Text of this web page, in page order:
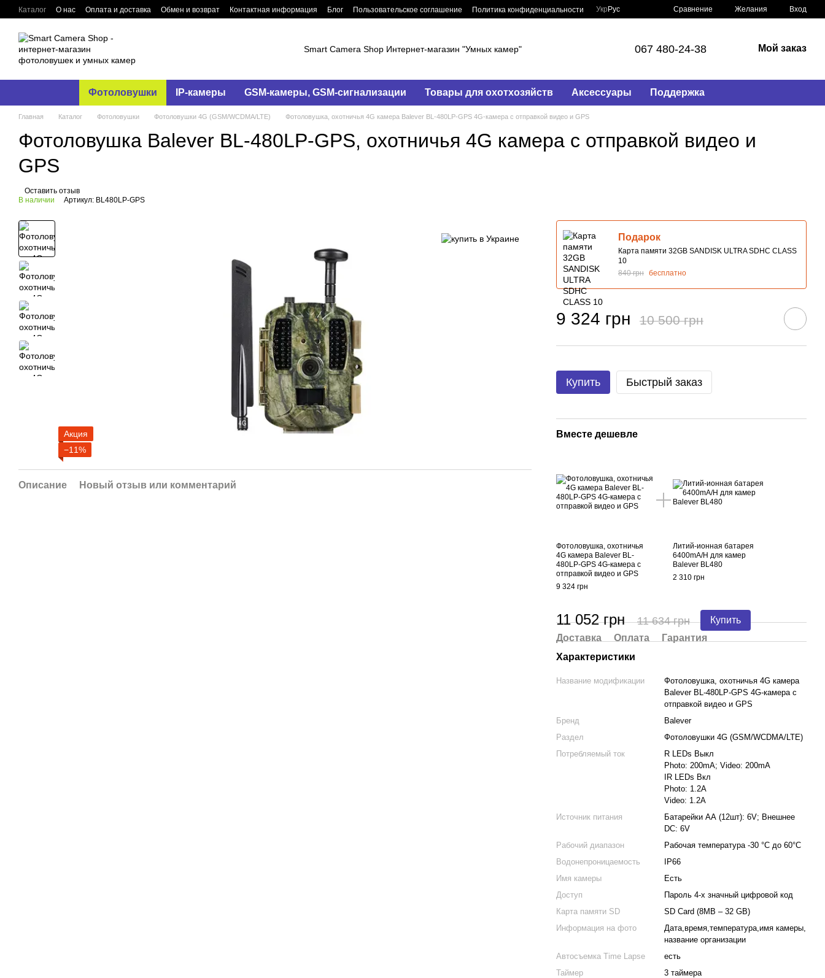
Перейти к основному контенту
Каталог О нас Оплата и доставка Обмен и возврат Контактная информация Блог Пользовательское соглашение Политика конфиденциальности Укр Рус Сравнение Желания Вход
Smart Camera Shop Интернет-магазин "Умных камер" 067 480-24-38 Мой заказ
Фотоловушки IP-камеры GSM-камеры, GSM-сигнализации Товары для охотхозяйств Аксессуары Поддержка
Главная Каталог Фотоловушки Фотоловушки 4G (GSM/WCDMA/LTE) Фотоловушка, охотничья 4G камера Balever BL-480LP-GPS 4G-камера с отправкой видео и GPS
Фотоловушка Balever BL-480LP-GPS, охотничья 4G камера с отправкой видео и
GPS
Оставить отзыв
В наличии
Артикул: BL480LP-GPS
Акция
−11%
Описание Новый отзыв или комментарий
Подарок
Карта памяти 32GB SANDISK ULTRA SDHC CLASS
10
840 грн бесплатно
9 324 грн 10 500 грн
Купить Быстрый заказ
Вместе дешевле
Фотоловушка, охотничья
4G камера Balever BL-
480LP-GPS 4G-камера с
отправкой видео и GPS
9 324 грн
Литий-ионная батарея
6400mA/H для камер
Balever BL480
2 310 грн
11 052 грн 11 634 грн
Купить
Доставка
Оплата
Гарантия
Характеристики
Название модификации
Фотоловушка, охотничья 4G камера
Balever BL-480LP-GPS 4G-камера с
отправкой видео и GPS
Бренд
Balever
Раздел
Фотоловушки 4G (GSM/WCDMA/LTE)
Потребляемый ток
R LEDs Выкл
Photo: 200mA; Video: 200mA
IR LEDs Вкл
Photo: 1.2A
Video: 1.2A
Источник питания
Батарейки АА (12шт): 6V; Внешнее
DC: 6V
Рабочий диапазон
Рабочая температура -30 °C до 60°C
Водонепроницаемость
IP66
Имя камеры
Есть
Доступ
Пароль 4-х значный цифровой код
Карта памяти SD
SD Card (8MB – 32 GB)
Информация на фото
Дата,время,температура,имя камеры,
название организации
Автосъемка Time Lapse
есть
Таймер
3 таймера